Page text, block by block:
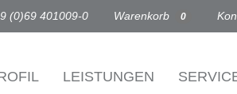
(0)69 401009-0 Warenkorb 0
LEISTUNGEN